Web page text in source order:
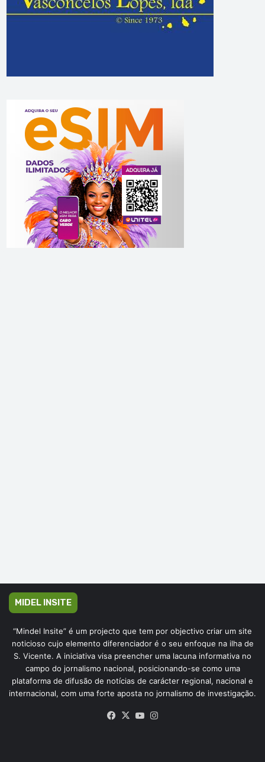
MIDEL INSITE
“Mindel Insite” é um projecto que tem por objectivo criar um site
noticioso cujo elemento diferenciador é o seu enfoque na ilha de
S. Vicente. A iniciativa visa preencher uma lacuna informativa no
campo do jornalismo nacional, posicionando-se como uma
plataforma de difusão de notícias de carácter regional, nacional e
internacional, com uma forte aposta no jornalismo de investigação.
Facebook
X YouTube